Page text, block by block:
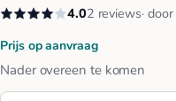
4.02 reviews· door
Prijs op aanvraag
Nader overeen te komen